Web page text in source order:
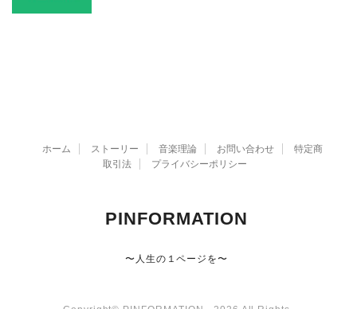
ホーム ストーリー 音楽理論 お問い合わせ
特定商
取引法
プライバシーポリシー
PINFORMATION
〜人生の１ページを〜